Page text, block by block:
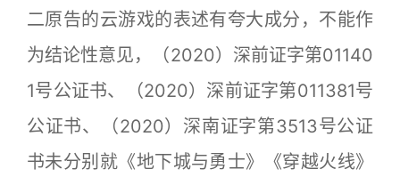
二原告的云游戏的表述有夸大成分，不能作
为结论性意见，（2020）深前证字第01140
1号公证书、（2020）深前证字第011381号
公证书、（2020）深南证字第3513号公证
书未分别就《地下城与勇士》《穿越火线》